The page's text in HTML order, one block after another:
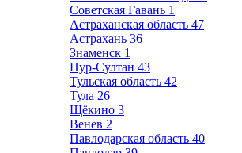
Советская Гавань 1
Астраханская область 47
Астрахань 36
Знаменск 1
Нур-Султан 43
Тульская область 42
Тула 26
Щёкино 3
Венев 2
Павлодарская область 40